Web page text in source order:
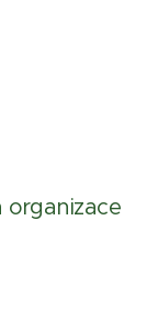
organizace